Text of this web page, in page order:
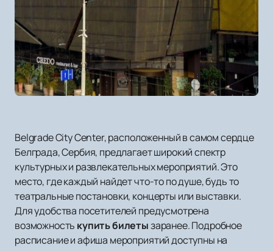
Belgrade City Center, расположенный в самом сердце
Белграда, Сербия, предлагает широкий спектр
культурных и развлекательных мероприятий. Это
место, где каждый найдет что-то по душе, будь то
театральные постановки, концерты или выставки.
Для удобства посетителей предусмотрена
возможность купить билетызаранее. Подробное
расписание и афиша мероприятий доступны на